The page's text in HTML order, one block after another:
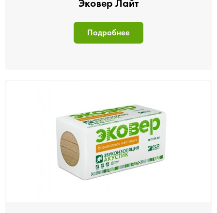
Эковер Лайт
Подробнее